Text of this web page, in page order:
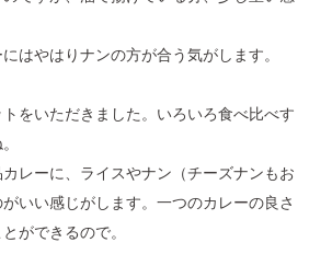
はやはりナンの方が合う気がします。
をいただきました。いろいろ食べ比べす
レーに、ライスやナン（チーズナンもお
いい感じがします。一つのカレーの良さ
ができるので。